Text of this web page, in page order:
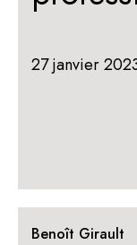
27 janvier
Benoît Girault